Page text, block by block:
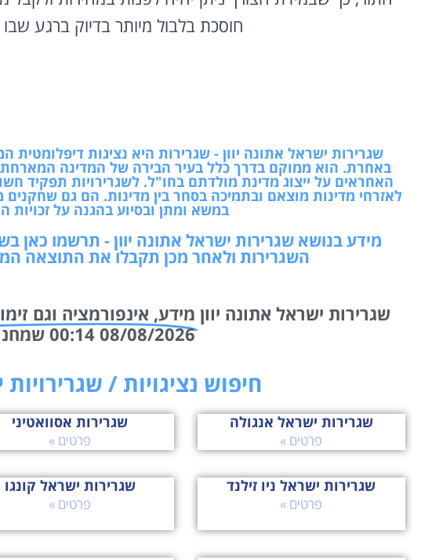
חוסכת בלבול מיותר בדיוק ברגע שבו
שגרירות ישראל אתונה יוון - שגרירות היא נציגות
באחרת. הוא ממוקם בדרך כלל בעיר הבירה של המדינה המארחת
האחראים על ייצוג מדינת מולדתם בחו"ל. לשגרירויות תפקיד
לאזרחי מדינות מוצאם ובתמיכה בסחר בין מדינות. הם גם שחקנים
במשא ומתן ובסיוע בהגנה על זכויות
מידע בנושא שגרירות ישראל אתונה יוון - תרשמו
השגרירות ולאחר מכן תקבלו את התוצאה
שגרירות ישראל אתונה יוון מידע, אינפורמציה וגם
08/08/2026 00:14 שמחנו לעזור!
חיפוש נציגויות /
שגרירות ישראל אנגולה
פרטים »
שגרירות אסוואטיני
פרטים »
שגרירות ישראל ניו זילנד
פרטים »
שגרירות ישראל קונגו
פרטים »